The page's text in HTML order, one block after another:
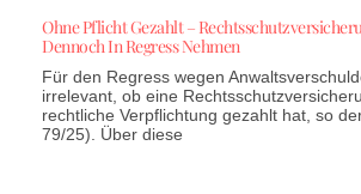
Ohne Pflicht Gezahlt –
Dennoch In Regress Nehmen
Für den Regress wegen
irrelevant, ob eine
rechtliche Verpflichtung gezahlt hat, so
79/25). Über diese